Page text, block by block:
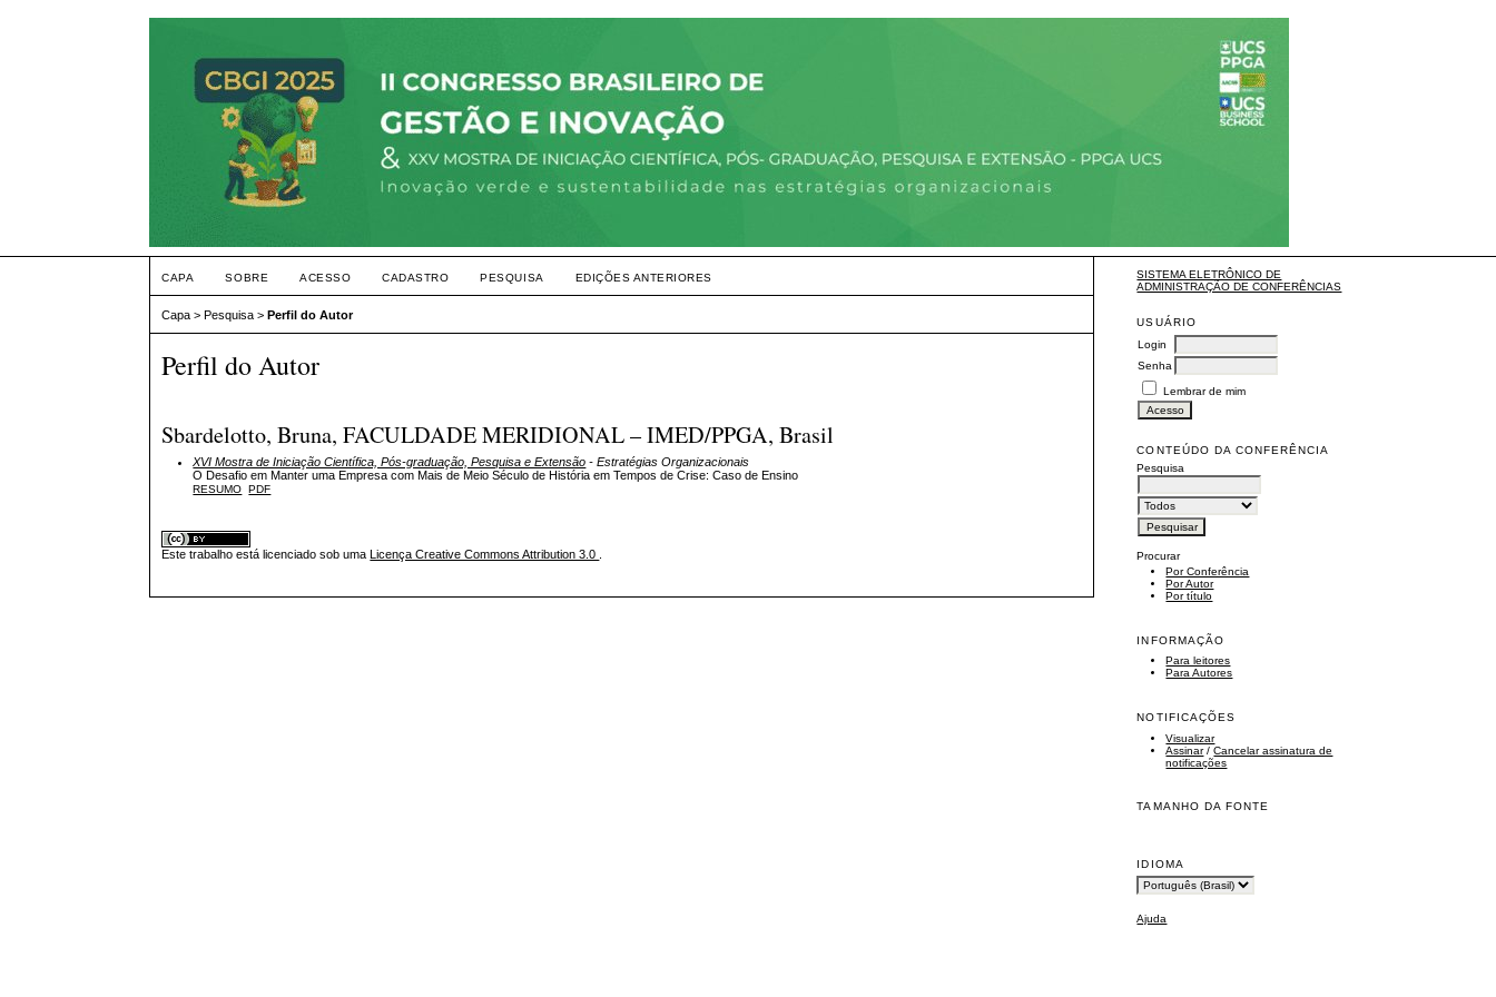
SISTEMA ELETRÔNICO DE
ADMINISTRAÇÃO DE CONFERÊNCIAS
USUÁRIO
Login
Senha
Lembrar de mim
CONTEÚDO DA CONFERÊNCIA
Pesquisa
Procurar
Por Conferência
Por Autor
Por título
INFORMAÇÃO
Para leitores
Para Autores
NOTIFICAÇÕES
Visualizar
Assinar/Cancelar assinatura de
notificações
TAMANHO DA FONTE
IDIOMA
Ajuda
CAPA SOBRE ACESSO CADASTRO PESQUISA EDIÇÕES ANTERIORES
Capa >Pesquisa >Perfil do Autor
Perfil do Autor
Sbardelotto, Bruna, FACULDADE MERIDIONAL – IMED/PPGA, Brasil
XVI Mostra de Iniciação Científica, Pós-graduação, Pesquisa e Extensão - Estratégias Organizacionais
O Desafio em Manter uma Empresa com Mais de Meio Século de História em Tempos de Crise: Caso de Ensino
RESUMO PDF
Este trabalho está licenciado sob uma Licença Creative Commons Attribution 3.0